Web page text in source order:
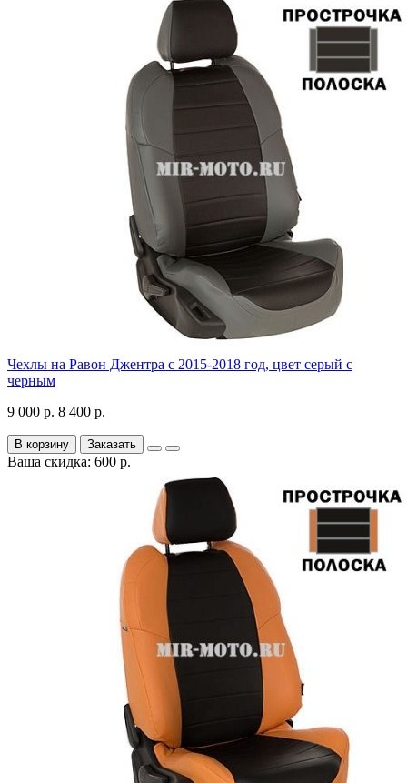
Чехлы на Равон Джентра с 2015-2018 год, цвет серый с
черным
9 000 р. 8 400 р.
В корзину Заказать
Ваша скидка: 600 р.